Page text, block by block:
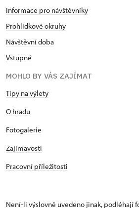
Informace pro návštěvníky
Prohlídkové okruhy
Návštěvní doba
Vstupné
MOHLO BY VÁS ZAJÍMAT
Tipy na výlety
O hradu
Fotogalerie
Zajímavosti
Pracovní příležitosti
Není-li výslovně uvedeno jinak, podléhají